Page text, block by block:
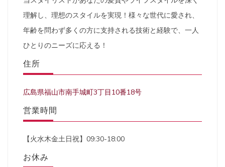
理解し、理想のスタイルを実現！様々な世代に愛され、
年齢を問わず多くの方に支持される技術と経験で、一人
ひとりのニーズに応える！
住所
広島県福山市南手城町3丁目10番18号
営業時間
【火水木金土日祝】09:30-18:00
お休み